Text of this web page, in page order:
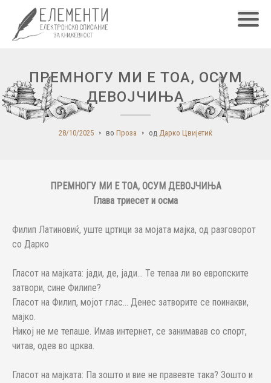
ПРЕМНОГУ МИ Е ТОА, ОСУМ
ДЕВОЈЧИЊА
28/10/2025 во Проза од Дарко Цвијетиќ
ПРЕМНОГУ МИ Е ТОА, ОСУМ ДЕВОЈЧИЊА
Глава триесет и осма
Филип Латиновиќ, уште цртици за мојата мајка, од разговорот
со Дарко
Гласот на мајката: јади, де, јади... Те тепаа ли во европските
затвори, сине Филипе?
Гласот на Филип, мојот глас... Денес затворите се поинакви,
мајко.
Никој не ме тепаше. Имав интернет, се занимавав со спорт,
читав, одев во црква.
Гласот на мајката: Па зошто и вие не правевте така? Зошто и